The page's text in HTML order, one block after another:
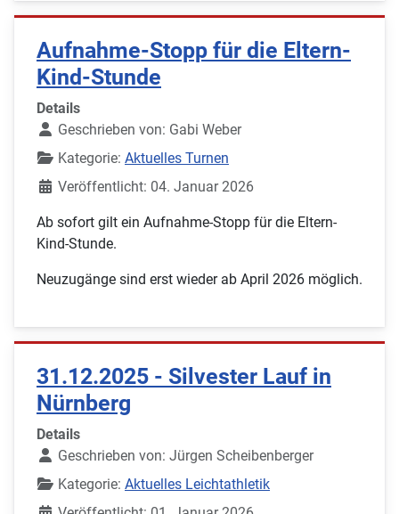
Aufnahme-Stopp für die Eltern-
Kind-Stunde
Details
Geschrieben von: Gabi Weber
Kategorie: Aktuelles Turnen
Veröffentlicht: 04. Januar 2026
Ab sofort gilt ein Aufnahme-Stopp für die Eltern-
Kind-Stunde.
Neuzugänge sind erst wieder ab April 2026 möglich.
31.12.2025 - Silvester Lauf in
Nürnberg
Details
Geschrieben von: Jürgen Scheibenberger
Kategorie: Aktuelles Leichtathletik